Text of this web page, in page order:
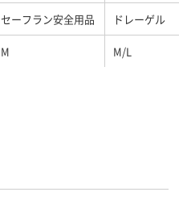
セーフラン安全用品 ドレーゲル
M M/L